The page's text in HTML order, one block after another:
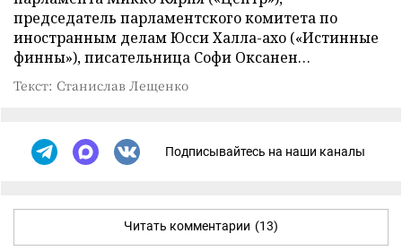
председатель парламентского комитета по
иностранным делам Юсси Халла-ахо («Истинные
финны»), писательница Софи Оксанен…
Текст: Станислав Лещенко
Подписывайтесь на наши каналы
Читать комментарии (13)